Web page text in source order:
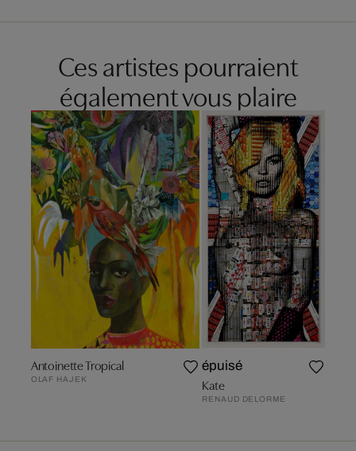
Ces artistes pourraient
également vous plaire
Antoinette Tropical
OLAF HAJEK
épuisé
Kate
RENAUD DELORME